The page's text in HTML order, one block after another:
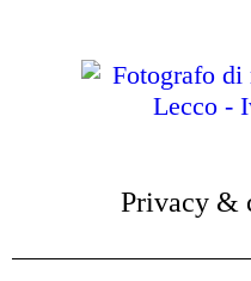
Privacy &